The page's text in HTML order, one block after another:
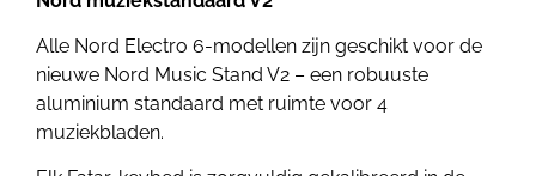
Alle Nord Electro 6-modellen zijn geschikt voor de
nieuwe Nord Music Stand V2 – een robuuste
aluminium standaard met ruimte voor 4
muziekbladen.